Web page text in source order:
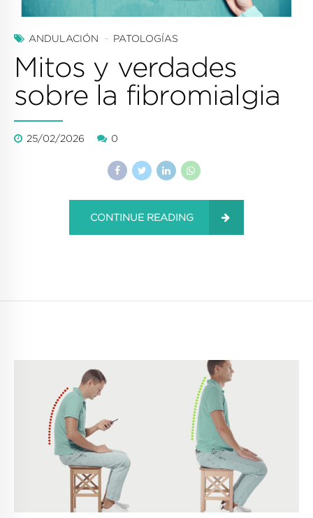
ANDULACIÓN PATOLOGÍAS
Mitos y verdades
sobre la fibromialgia
25/02/2026 0
CONTINUE READING